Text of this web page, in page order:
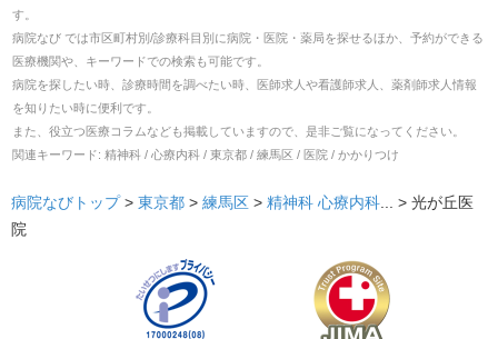
す。
病院なび では市区町村別/診療科目別に病院・医院・薬局を探せるほか、予約ができる
医療機関や、キーワードでの検索も可能です。
病院を探したい時、診療時間を調べたい時、医師求人や看護師求人、薬剤師求人情報
を知りたい時に便利です。
また、役立つ医療コラムなども掲載していますので、是非ご覧になってください。
関連キーワード: 精神科 / 心療内科 / 東京都 / 練馬区 / 医院 / かかりつけ
病院なびトップ > 東京都 > 練馬区 > 精神科 心療内科... > 光が丘医
院